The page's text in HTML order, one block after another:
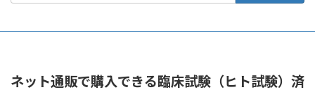
ネット通販で購入できる臨床試験（ヒト試験）済